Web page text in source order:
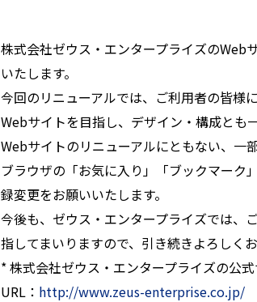
株式会社ゼウス・エンタープライズのWeb
いたします。
今回のリニューアルでは、ご利用者の皆様
Webサイトを目指し、デザイン・構成とも
Webサイトのリニューアルにともない、一
ブラウザの「お気に入り」「ブックマーク
録変更をお願いいたします。
今後も、ゼウス・エンタープライズでは、
指してまいりますので、引き続きよろしく
* 株式会社ゼウス・エンタープライズの公
URL： http://www.zeus-enterprise.co.jp/